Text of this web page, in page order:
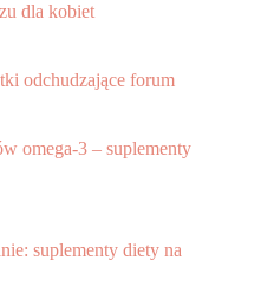
dla kobiet
odchudzające forum
omega-3 – suplementy
suplementy diety na